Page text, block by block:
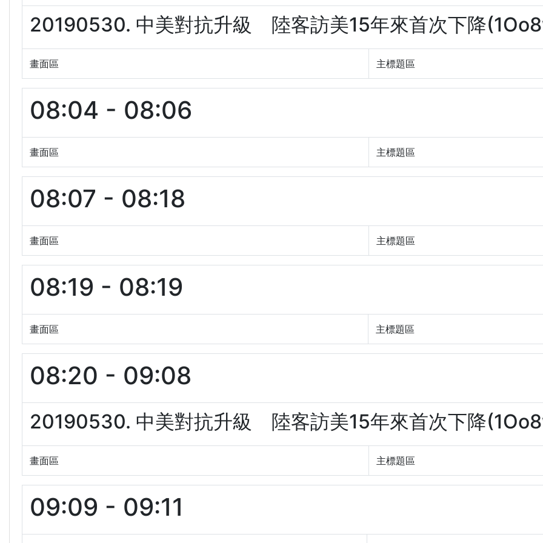
20190530. 中美對抗升級 陸客訪美15年來首次下降
畫面區 主標題區
08:04 - 08:06
畫面區 主標題區
08:07 - 08:18
畫面區 主標題區
08:19 - 08:19
畫面區 主標題區
08:20 - 09:08
20190530. 中美對抗升級 陸客訪美15年來首次下降
畫面區 主標題區
09:09 - 09:11